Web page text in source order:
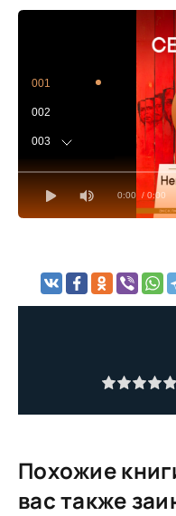
0:00 / 0:00
001
002
003
004
005
008
Похожие
вас также